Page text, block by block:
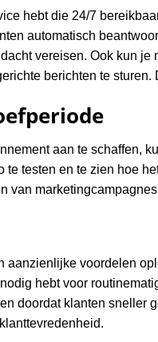
hebt die 24/7
automatisch
vereisen. Ook kun
berichten te
aan te schaffen,
testen en te zien hoe
van
aanzienlijke voordelen
hebt voor
doordat klanten